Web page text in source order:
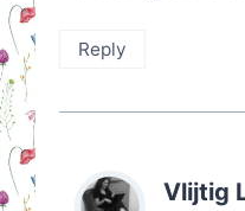
Reply
Vlijtig